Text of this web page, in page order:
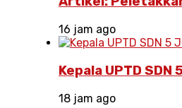
16 jam ago
Kepala UPTD
18 jam ago